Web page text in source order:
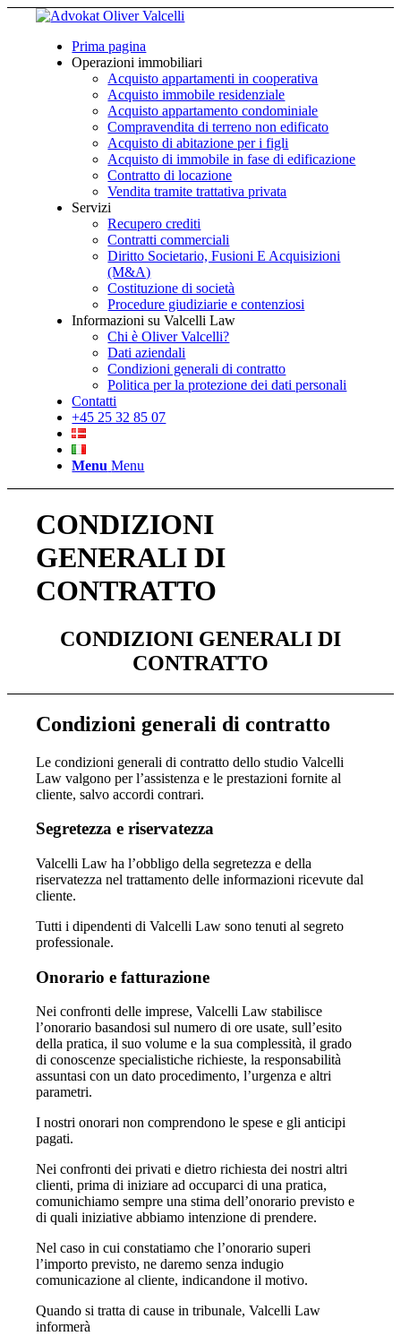
Prima pagina
Operazioni immobiliari
Acquisto appartamenti in cooperativa
Acquisto immobile residenziale
Acquisto appartamento condominiale
Compravendita di terreno non edificato
Acquisto di abitazione per i figli
Acquisto di immobile in fase di edificazione
Contratto di locazione
Vendita tramite trattativa privata
Servizi
Recupero crediti
Contratti commerciali
Diritto Societario, Fusioni E Acquisizioni
(M&A)
Costituzione di società
Procedure giudiziarie e contenziosi
Informazioni su Valcelli Law
Chi è Oliver Valcelli?
Dati aziendali
Condizioni generali di contratto
Politica per la protezione dei dati personali
Contatti
+45 25 32 85 07
Menu Menu
CONDIZIONI
GENERALI DI
CONTRATTO
CONDIZIONI GENERALI DI
CONTRATTO
Condizioni generali di contratto
Le condizioni generali di contratto dello studio Valcelli
Law valgono per l’assistenza e le prestazioni fornite al
cliente, salvo accordi contrari.
Segretezza e riservatezza
Valcelli Law ha l’obbligo della segretezza e della
riservatezza nel trattamento delle informazioni ricevute dal
cliente.
Tutti i dipendenti di Valcelli Law sono tenuti al segreto
professionale.
Onorario e fatturazione
Nei confronti delle imprese, Valcelli Law stabilisce
l’onorario basandosi sul numero di ore usate, sull’esito
della pratica, il suo volume e la sua complessità, il grado
di conoscenze specialistiche richieste, la responsabilità
assuntasi con un dato procedimento, l’urgenza e altri
parametri.
I nostri onorari non comprendono le spese e gli anticipi
pagati.
Nei confronti dei privati e dietro richiesta dei nostri altri
clienti, prima di iniziare ad occuparci di una pratica,
comunichiamo sempre una stima dell’onorario previsto e
di quali iniziative abbiamo intenzione di prendere.
Nel caso in cui constatiamo che l’onorario superi
l’importo previsto, ne daremo senza indugio
comunicazione al cliente, indicandone il motivo.
Quando si tratta di cause in tribunale, Valcelli Law
informerà